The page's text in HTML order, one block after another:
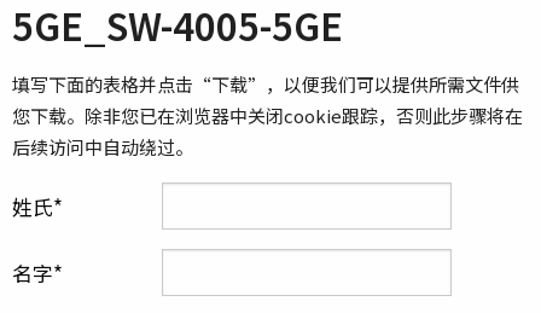
5GE_SW-4005-5GE
填写下面的表格并点击“下载”，以便我们可以提供所需文件供
您下载。除非您已在浏览器中关闭cookie跟踪，否则此步骤将在
后续访问中自动绕过。
姓氏
名字